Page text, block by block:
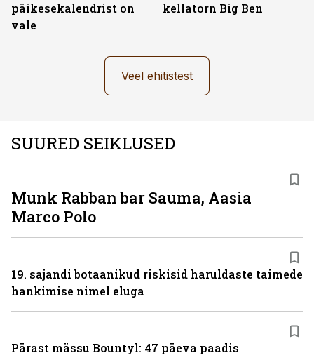
päikesekalendrist on
vale
kellatorn Big Ben
Veel ehitistest
SUURED SEIKLUSED
Munk Rabban bar Sauma, Aasia
Marco Polo
19. sajandi botaanikud riskisid haruldaste taimede
hankimise nimel eluga
Pärast mässu Bountyl: 47 päeva paadis